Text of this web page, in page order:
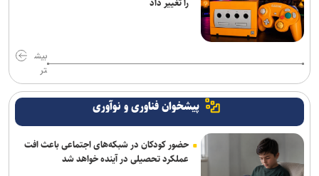
بیش
تر
پیشخوان فناوری و نوآوری
حضور کودکان در شبکه‌های اجتماعی باعث افت
عملکرد تحصیلی در آینده خواهد شد